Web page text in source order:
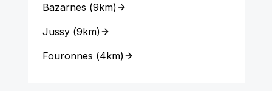
Bazarnes (9km)
Jussy(9km)
Fouronnes (4km)